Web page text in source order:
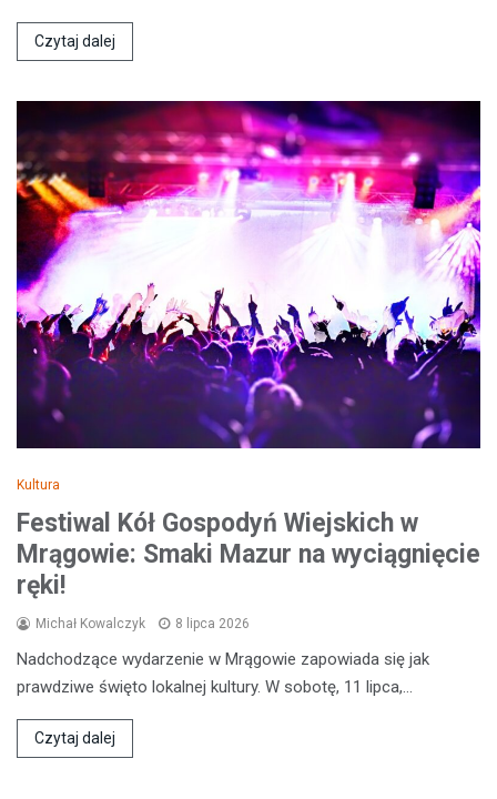
Czytaj dalej
Kultura
Festiwal Kół Gospodyń Wiejskich w
Mrągowie: Smaki Mazur na wyciągnięcie
ręki!
Michał Kowalczyk 8 lipca 2026
Nadchodzące wydarzenie w Mrągowie zapowiada się jak
prawdziwe święto lokalnej kultury. W sobotę, 11 lipca,…
Czytaj dalej